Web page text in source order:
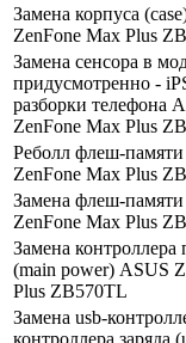
Замена корпуса
ZenFone Max Plus
Замена сенсора в
придусмотренно -
разборки телефона
ZenFone Max Plus
Реболл флеш-
ZenFone Max Plus
Замена флеш-
ZenFone Max Plus
Замена контроллера
(main power) ASUS
Plus ZB570TL
Замена usb-